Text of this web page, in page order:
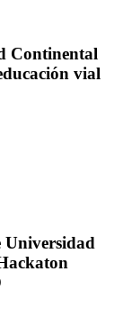
Continental
vial
Universidad